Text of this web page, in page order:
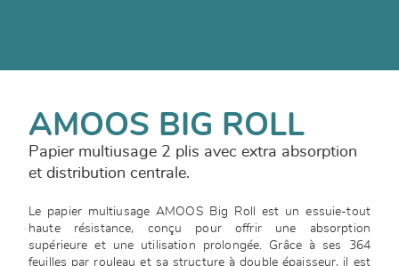
AMOOS BIG ROLL
Papier multiusage 2 plis avec extra absorption
et distribution centrale.
Le papier multiusage AMOOS Big Roll est un essuie-tout
haute résistance, conçu pour offrir une absorption
supérieure et une utilisation prolongée. Grâce à ses 364
feuilles par rouleau et sa structure à double épaisseur, il est